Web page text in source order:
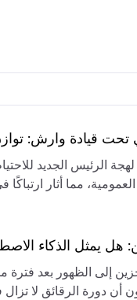
تحت قيادة وارش:
لهجة الرئيس الجديد
مما أثار
والتوترات
قد تزعزع استقرار
هل يمثل الذكاء
إلى الظهور بعد
أن دورة الرقائق لا